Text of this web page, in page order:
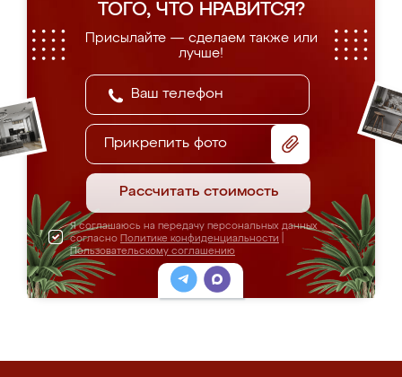
ТОГО, ЧТО НРАВИТСЯ?
Присылайте — сделаем также или
лучше!
Прикрепить фото
Рассчитать стоимость
Я соглашаюсь на передачу персональных данных
согласно Политике конфиденциальности
Пользовательскому соглашению